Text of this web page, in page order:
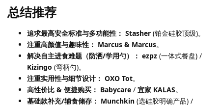
总结推荐
追求最高安全标准与多功能性： Stasher (铂金硅胶顶级)。
注重高颜值与趣味性： Marcus & Marcus。
解决自主进食难题（防洒/学用勺）： ezpz (一体式餐盘) /
Kizingo (弯柄勺)。
注重实用性与细节设计： OXO Tot。
高性价比 & 便捷购买： Babycare / 宜家 KALAS。
基础款补充/辅食储存： Munchkin (选硅胶明确产品) /